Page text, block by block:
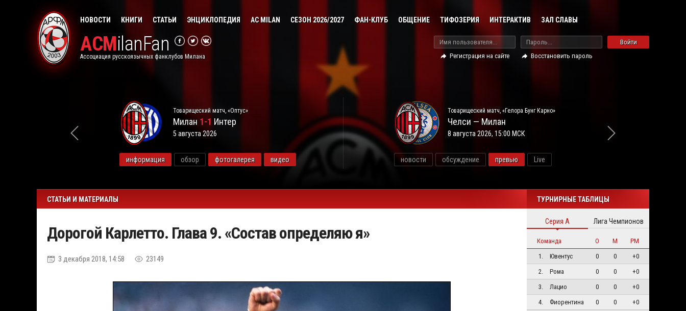
НОВОСТИ КНИГИ СТАТЬИ ЭНЦИКЛОПЕДИЯ AC MILAN СЕЗОН 2026/2027 ФАН-КЛУБ ОБЩЕНИЕ ТИФОЗЕРИЯ ИНТЕРАКТИВ ЗАЛ СЛАВЫ
ACMilanFan
Ассоциация русскоязычных фанклубов Милана
Войти
Регистрация на сайте
Восстановить пароль
Товарищеский матч, «Оптус»
Милан 1-1 Интер
5 августа 2026
информация обзор фотогалерея видео
Товарищеский матч, «Гелора Бунг Карно»
Челси — Милан
8 августа 2026, 15:00 МСК
новости обсуждение превью Live
СТАТЬИ И МАТЕРИАЛЫ
Дорогой Карлетто. Глава 9. «Состав определяю я»
3 декабря 2018, 14:58 23149
ТУРНИРНЫЕ ТАБЛИЦЫ
Серия А Лига Чемпионов
Команда О М
РМ
1.
Ювентус 0 0
+0
2.
Рома 0 0
+0
3.
Лацио 0 0
+0
4.
Фиорентина 0 0
+0